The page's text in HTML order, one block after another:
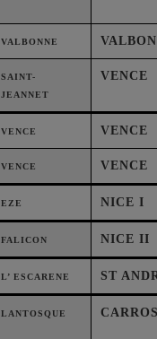
VALBONNE
SAINT-
JEANNET
VENCE
VENCE VENCE
VENCE VENCE
EZE NICE I
FALICON NICE II
L’ ESCARENE ST
LANTOSQUE